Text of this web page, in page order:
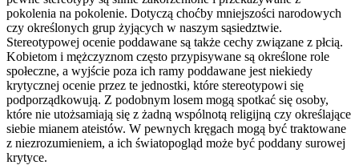
pokolenia na pokolenie. Dotyczą choćby mniejszości narodowych
czy określonych grup żyjących w naszym sąsiedztwie.
Stereotypowej ocenie poddawane są także cechy związane z płcią.
Kobietom i mężczyznom często przypisywane są określone role
społeczne, a wyjście poza ich ramy poddawane jest niekiedy
krytycznej ocenie przez te jednostki, które stereotypowi się
podporządkowują. Z podobnym losem mogą spotkać się osoby,
które nie utożsamiają się z żadną wspólnotą religijną czy określające
siebie mianem ateistów. W pewnych kręgach mogą być traktowane
z niezrozumieniem, a ich światopogląd może być poddany surowej
krytyce.